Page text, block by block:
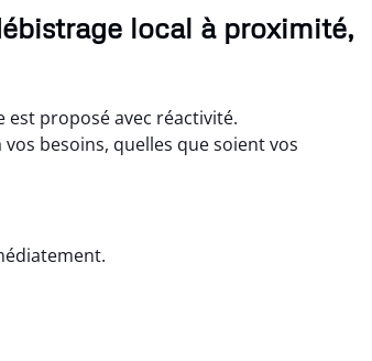
local à proximité,
est proposé avec réactivité.
besoins, quelles que soient vos